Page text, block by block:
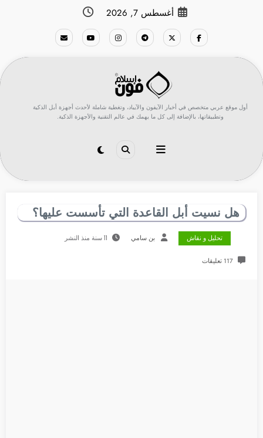
أغسطس 7, 2026
أول موقع عربي متخصص في أخبار الآيفون والآيباد، وتغطية شاملة لأحدث أجهزة أبل الذكية
وتطبيقاتها، بالإضافة إلى كل ما يهمك في عالم التقنية والأجهزة الذكية.
هل نسيت أبل القاعدة التي تأسست عليها؟
تحليل و نقاش بن سامي 11 سنة منذ النشر
117 تعليقات